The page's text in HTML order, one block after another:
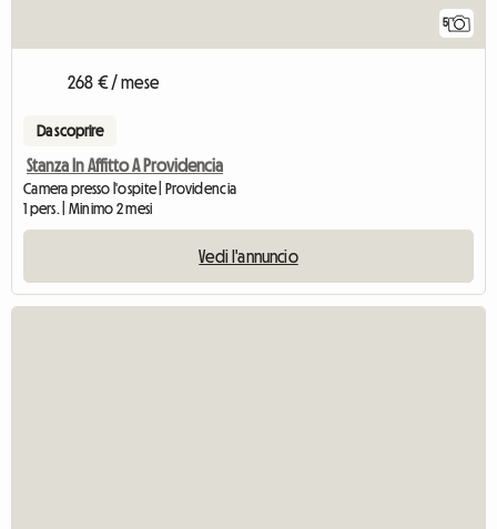
5
268 € / mese
Da scoprire
Stanza In Affitto A Providencia
Camera presso l'ospite | Providencia
1 pers. | Minimo 2 mesi
Vedi l'annuncio